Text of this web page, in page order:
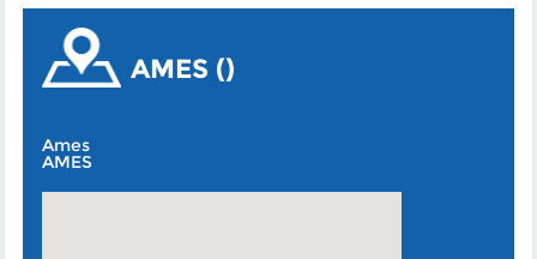
AMES ()
Ames
AMES